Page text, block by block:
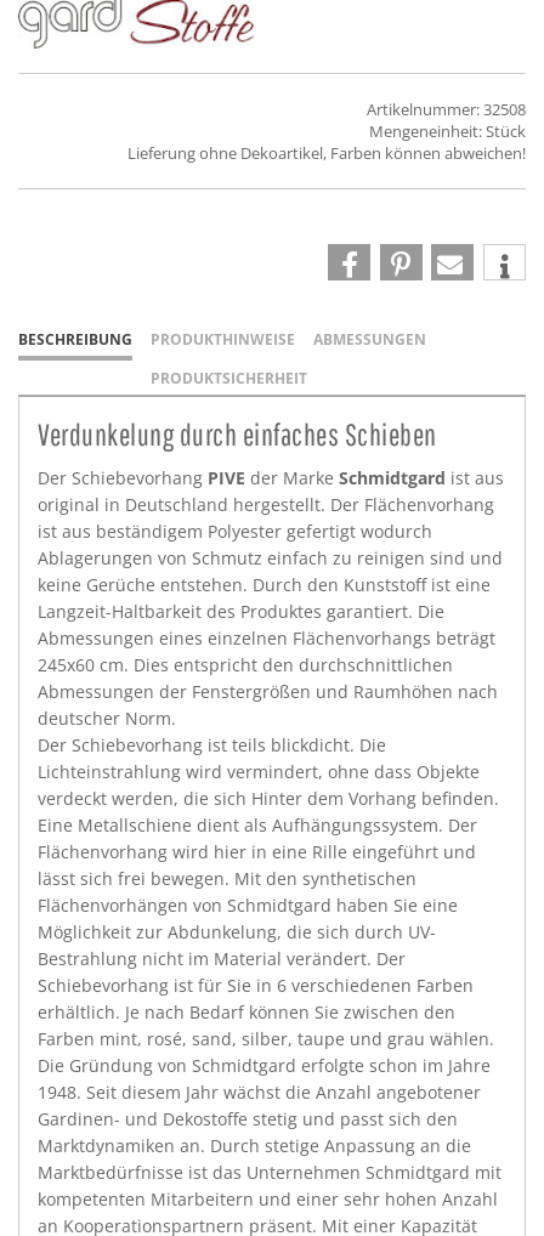
Artikelnummer: 32508
Mengeneinheit: Stück
Lieferung ohne Dekoartikel, Farben können abweichen!
BESCHREIBUNG PRODUKTHINWEISE
ABMESSUNGEN
PRODUKTSICHERHEIT
Verdunkelung durch einfaches Schieben
Der Schiebevorhang PIVE der Marke Schmidtgard ist aus
original in Deutschland hergestellt. Der Flächenvorhang
ist aus beständigem Polyester gefertigt wodurch
Ablagerungen von Schmutz einfach zu reinigen sind und
keine Gerüche entstehen. Durch den Kunststoff ist eine
Langzeit-Haltbarkeit des Produktes garantiert. Die
Abmessungen eines einzelnen Flächenvorhangs beträgt
245x60 cm. Dies entspricht den durchschnittlichen
Abmessungen der Fenstergrößen und Raumhöhen nach
deutscher Norm.
Der Schiebevorhang ist teils blickdicht. Die
Lichteinstrahlung wird vermindert, ohne dass Objekte
verdeckt werden, die sich Hinter dem Vorhang befinden.
Eine Metallschiene dient als Aufhängungssystem. Der
Flächenvorhang wird hier in eine Rille eingeführt und
lässt sich frei bewegen. Mit den synthetischen
Flächenvorhängen von Schmidtgard haben Sie eine
Möglichkeit zur Abdunkelung, die sich durch UV-
Bestrahlung nicht im Material verändert. Der
Schiebevorhang ist für Sie in 6 verschiedenen Farben
erhältlich. Je nach Bedarf können Sie zwischen den
Farben mint, rosé, sand, silber, taupe und grau wählen.
Die Gründung von Schmidtgard erfolgte schon im Jahre
1948. Seit diesem Jahr wächst die Anzahl angebotener
Gardinen- und Dekostoffe stetig und passt sich den
Marktdynamiken an. Durch stetige Anpassung an die
Marktbedürfnisse ist das Unternehmen Schmidtgard mit
kompetenten Mitarbeitern und einer sehr hohen Anzahl
an Kooperationspartnern präsent. Mit einer Kapazität